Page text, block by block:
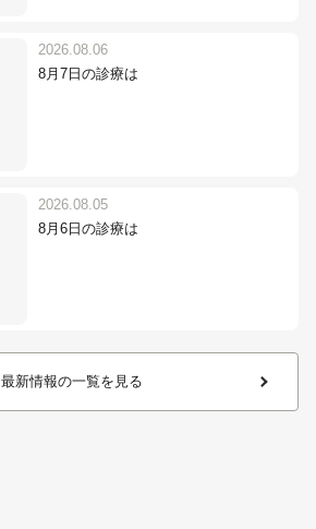
2026.08.06
8月7日の診療は
2026.08.05
8月6日の診療は
最新情報の一覧を見る